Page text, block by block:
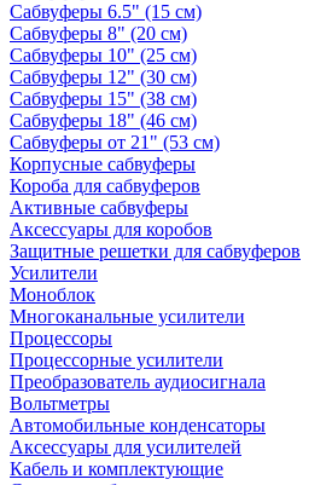
Сабвуферы 6.5" (15 см)
Сабвуферы 8" (20 см)
Сабвуферы 10" (25 см)
Сабвуферы 12" (30 см)
Сабвуферы 15" (38 см)
Сабвуферы 18" (46 см)
Сабвуферы от 21" (53 см)
Корпусные сабвуферы
Короба для сабвуферов
Активные сабвуферы
Аксессуары для коробов
Защитные решетки для сабвуферов
Усилители
Моноблок
Многоканальные усилители
Процессоры
Процессорные усилители
Преобразователь аудиосигнала
Вольтметры
Автомобильные конденсаторы
Аксессуары для усилителей
Кабель и комплектующие